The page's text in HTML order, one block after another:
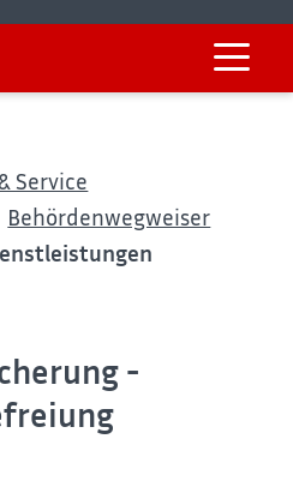
Service
Behördenwegweiser
-